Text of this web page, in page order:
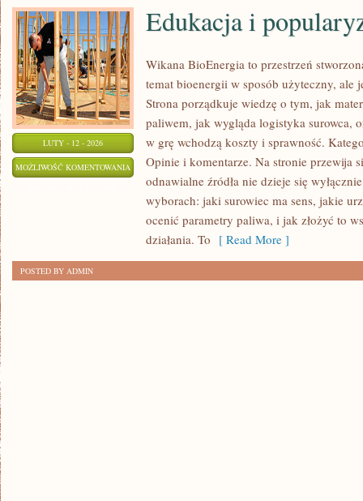
LUTY - 12 - 2026
MOŻLIWOŚĆ KOMENTOWANIA EDUKACJA
POPULARYZACJA
Edukacja i
Wikana BioEnergia to przestrzeń
temat bioenergii w sposób użyteczny, ale
Strona porządkuje wiedzę o tym, jak
paliwem, jak wygląda logistyka surowca,
w grę wchodzą koszty i sprawność.
Opinie i komentarze. Na stronie przewija
odnawialne źródła nie dzieje się
wyborach: jaki surowiec ma sens, jakie
ocenić parametry paliwa, i jak złożyć to
działania. To [ Read More ]
POSTED BY ADMIN